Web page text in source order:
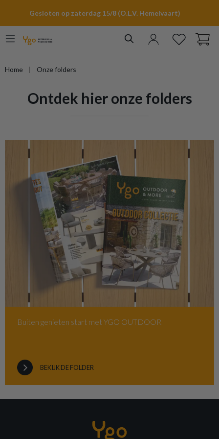
Gesloten op zaterdag 15/8 (O.L.V. Hemelvaart)
Home Onze folders
Ontdek hier onze folders
Buiten genieten start met YGO OUTDOOR
BEKIJK DE FOLDER